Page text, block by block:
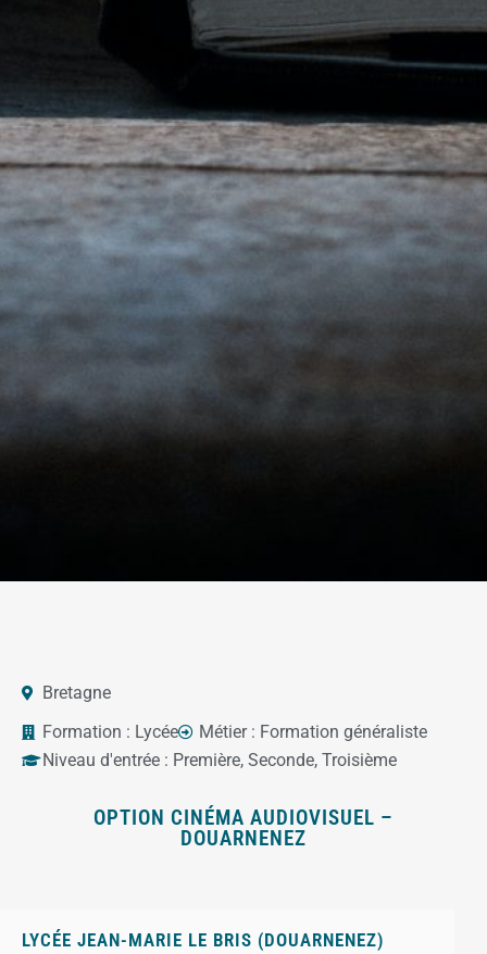
Bretagne
Formation : Lycée Métier : Formation généraliste
Niveau d'entrée : Première, Seconde, Troisième
OPTION CINÉMA AUDIOVISUEL –
DOUARNENEZ
LYCÉE JEAN-MARIE LE BRIS (DOUARNENEZ)